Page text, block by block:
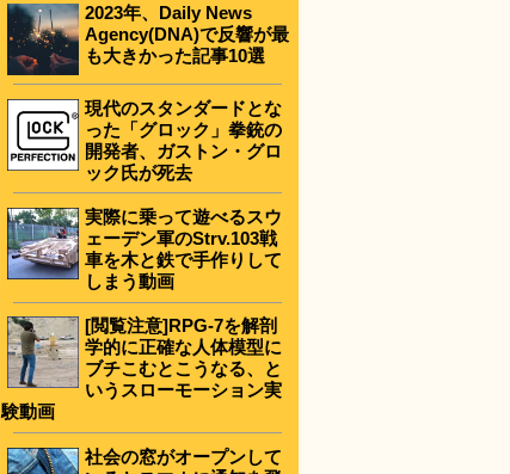
2023年、Daily News
Agency(DNA)で反響が最
も大きかった記事10選
現代のスタンダードとな
った「グロック」拳銃の
開発者、ガストン・グロ
ック氏が死去
実際に乗って遊べるスウ
ェーデン軍のStrv.103戦
車を木と鉄で手作りして
しまう動画
[閲覧注意]RPG-7を解剖
学的に正確な人体模型に
ブチこむとこうなる、と
いうスローモーション実
験動画
社会の窓がオープンして